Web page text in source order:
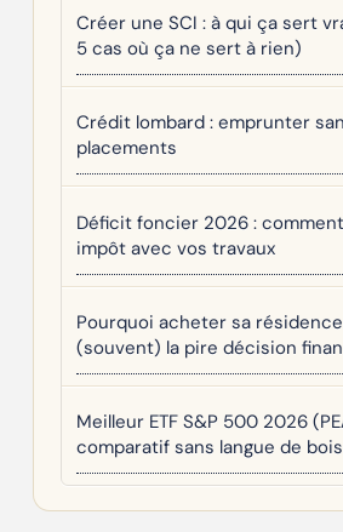
Créer une SCI : à qui ça sert
5 cas où ça ne sert à rien)
Crédit lombard : emprunter
placements
Déficit foncier 2026 :
impôt avec vos travaux
Pourquoi acheter sa
(souvent) la pire décision
Meilleur ETF S&P 500 2026
comparatif sans langue de bois